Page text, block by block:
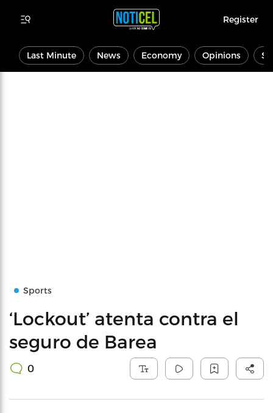
Register
Last Minute News Economy Opinions
Sports
‘Lockout’ atenta contra el
seguro de Barea
0